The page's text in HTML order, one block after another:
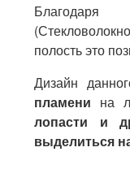
полость это
Дизайн
пламени на
лопасти и
выделиться